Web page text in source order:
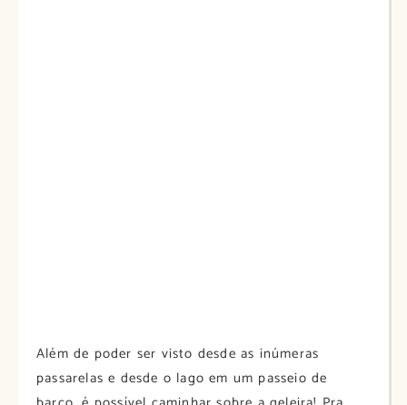
Além de poder ser visto desde as inúmeras
passarelas e desde o lago em um passeio de